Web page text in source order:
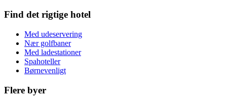
Find det rigtige hotel
Med udeservering
Nær golfbaner
Med ladestationer
Spahoteller
Børnevenligt
Flere byer